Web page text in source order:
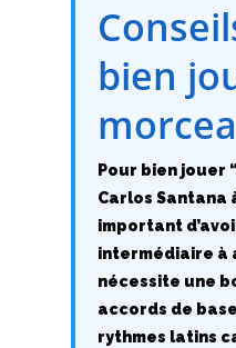
bien
Pour bien jouer
Carlos Santana
important
intermédiaire à
nécessite une
accords de
rythmes latins